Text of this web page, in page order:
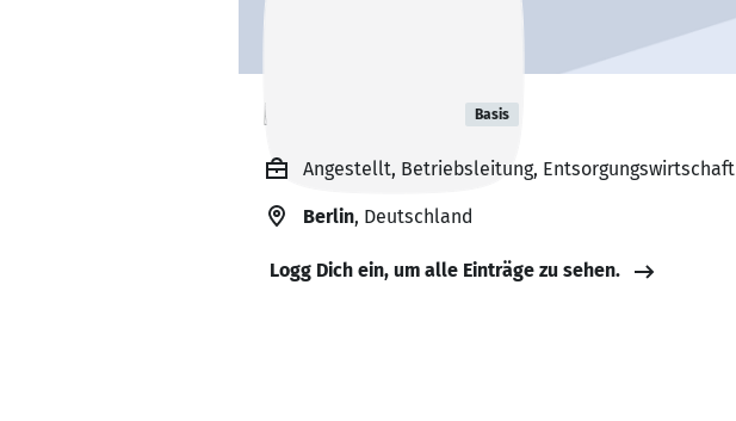
Kai Schiffner Basis
Angestellt, Betriebsleitung, Entsorgungswirtschaft
Berlin, Deutschland
Logg Dich ein, um alle Einträge zu sehen.